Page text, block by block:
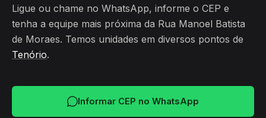
Ligue ou chame no WhatsApp, informe o CEP e
tenha a equipe mais próxima da Rua Manoel Batista
de Moraes. Temos unidades em diversos pontos de
Tenório.
Informar CEP no WhatsApp